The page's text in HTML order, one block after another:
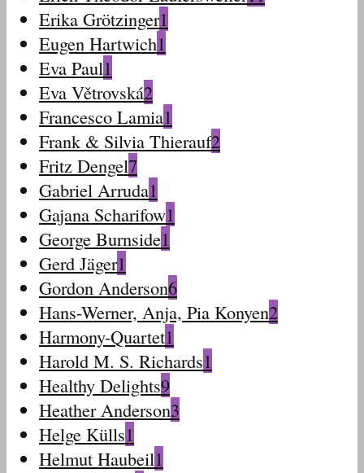
Erika Grötzinger1
Eugen Hartwich1
Eva Paul1
Eva Větrovská2
Francesco Lamia1
Frank & Silvia Thierauf2
Fritz Dengel7
Gabriel Arruda1
Gajana Scharifow1
George Burnside1
Gerd Jäger1
Gordon Anderson6
Hans-Werner, Anja, Pia Konyen2
Harmony-Quartet1
Harold M. S. Richards1
Healthy Delights9
Heather Anderson3
Helge Külls1
Helmut Haubeil1